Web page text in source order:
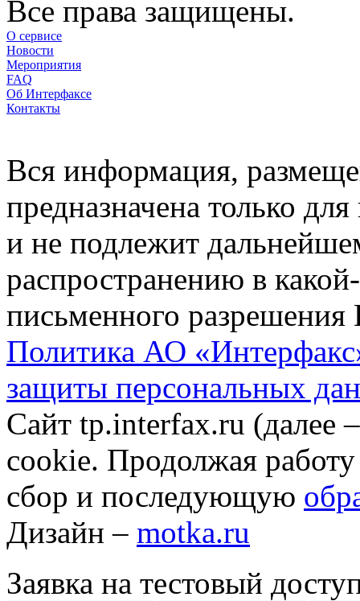
Все права защищены.
О сервисе
Новости
Мероприятия
FAQ
Об Интерфаксе
Контакты
Вся информация,
предназначена только
и не подлежит
распространению в
письменного разрешения
Политика АО
защиты персональных
Сайт tp.interfax.ru (далее
cookie. Продолжая
сбор и последующую
Дизайн – motka.ru
Заявка на тестовый